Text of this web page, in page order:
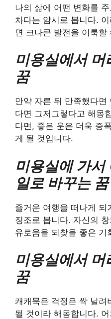
나의 삶에 어떤 변화를
차다는 암시로 봅니다.
면 크나큰 발전을 이룩할
미용실에서 머
꿈
만약 자른 뒤 만족했다면
다면 그저그렇다고 해몽
다면, 좋은 운은 더욱 증
게 될 것입니다.
미용실에 가서
일로 바꾸는 꿈
즐거운 여행을 떠나게 되
징조로 봅니다. 자신의
유로움을 되찾을 좋은 기
미용실에서 머
꿈
캐캐묵은 걱정은 싹 날려
될 것이라 해몽합니다.